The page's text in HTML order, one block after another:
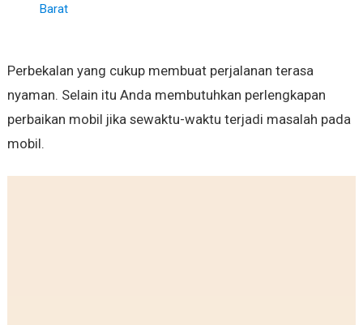
Barat
Perbekalan yang cukup membuat perjalanan terasa
nyaman. Selain itu Anda membutuhkan perlengkapan
perbaikan mobil jika sewaktu-waktu terjadi masalah pada
mobil.